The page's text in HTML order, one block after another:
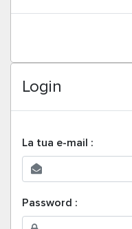
Login
La tua e-mail :
Password :